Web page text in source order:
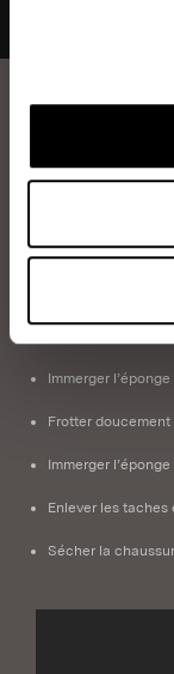
Comment
Aquazzura.
NETTOYAGE DU
Immerger
Frotter doucement
Immerger
Enlever les taches
Sécher la